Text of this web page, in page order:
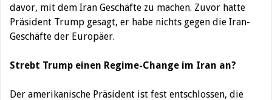
davor, mit dem Iran Geschäfte zu machen. Zuvor hatte
Präsident Trump gesagt, er habe nichts gegen die Iran-
Geschäfte der Europäer.
Strebt Trump einen Regime-Change im Iran an?
Der amerikanische Präsident ist fest entschlossen, die